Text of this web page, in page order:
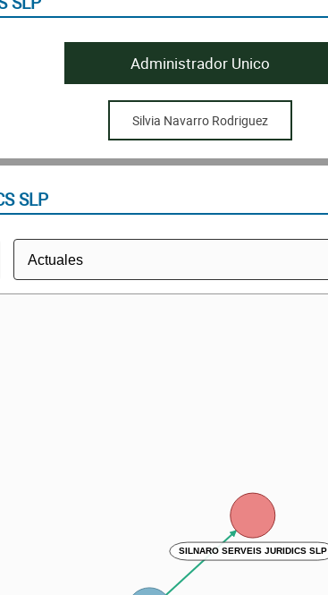
Administrador Unico
Silvia Navarro Rodriguez
SLP
SILNARO SERVEIS JURIDICS SLP